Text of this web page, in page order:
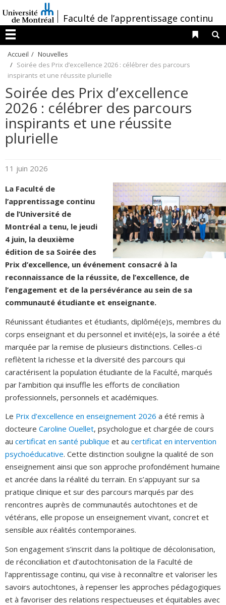
au
contenu
/Faculté de l’apprentissage continu
Menu
Liens
Accueil
Nouvelles
Soirée des Prix d’excellence 2026 : célébrer des parcours
inspirants et une réussite plurielle
Soirée des Prix d’excellence
2026 : célébrer des parcours
inspirants et une réussite
plurielle
11 juin 2026
La Faculté de
l’apprentissage continu
de l’Université de
Montréal a tenu, le jeudi
4 juin, la deuxième
édition de sa Soirée des
Prix d’excellence, un événement consacré à la
reconnaissance de la réussite, de l’excellence, de
l’engagement et de la persévérance au sein de sa
communauté étudiante et enseignante.
Réunissant étudiantes et étudiants, diplômé(e)s, membres du
corps enseignant et du personnel et invité(e)s, la soirée a été
marquée par la remise de plusieurs distinctions. Celles-ci
reflètent la richesse et la diversité des parcours qui
caractérisent la population étudiante de la Faculté, marqués
par l’ambition qui insuffle les efforts de conciliation
professionnels, personnels et académiques.
Le Prix d’excellence en enseignement 2026 a été remis à
docteure Caroline Ouellet, psychologue et chargée de cours
au certificat en santé publique et au certificat en intervention
psychoéducative. Cette distinction souligne la qualité de son
enseignement ainsi que son approche profondément humaine
et ancrée dans la réalité du terrain. En s’appuyant sur sa
pratique clinique et sur des parcours marqués par des
rencontres auprès de communautés autochtones et de
vétérans, elle propose un enseignement vivant, concret et
sensible aux réalités contemporaines.
Son engagement s’inscrit dans la politique de décolonisation,
de réconciliation et d’autochtonisation de la Faculté de
l’apprentissage continu, qui vise à reconnaître et valoriser les
savoirs autochtones, à repenser les approches pédagogiques
et à favoriser des relations respectueuses et équitables avec